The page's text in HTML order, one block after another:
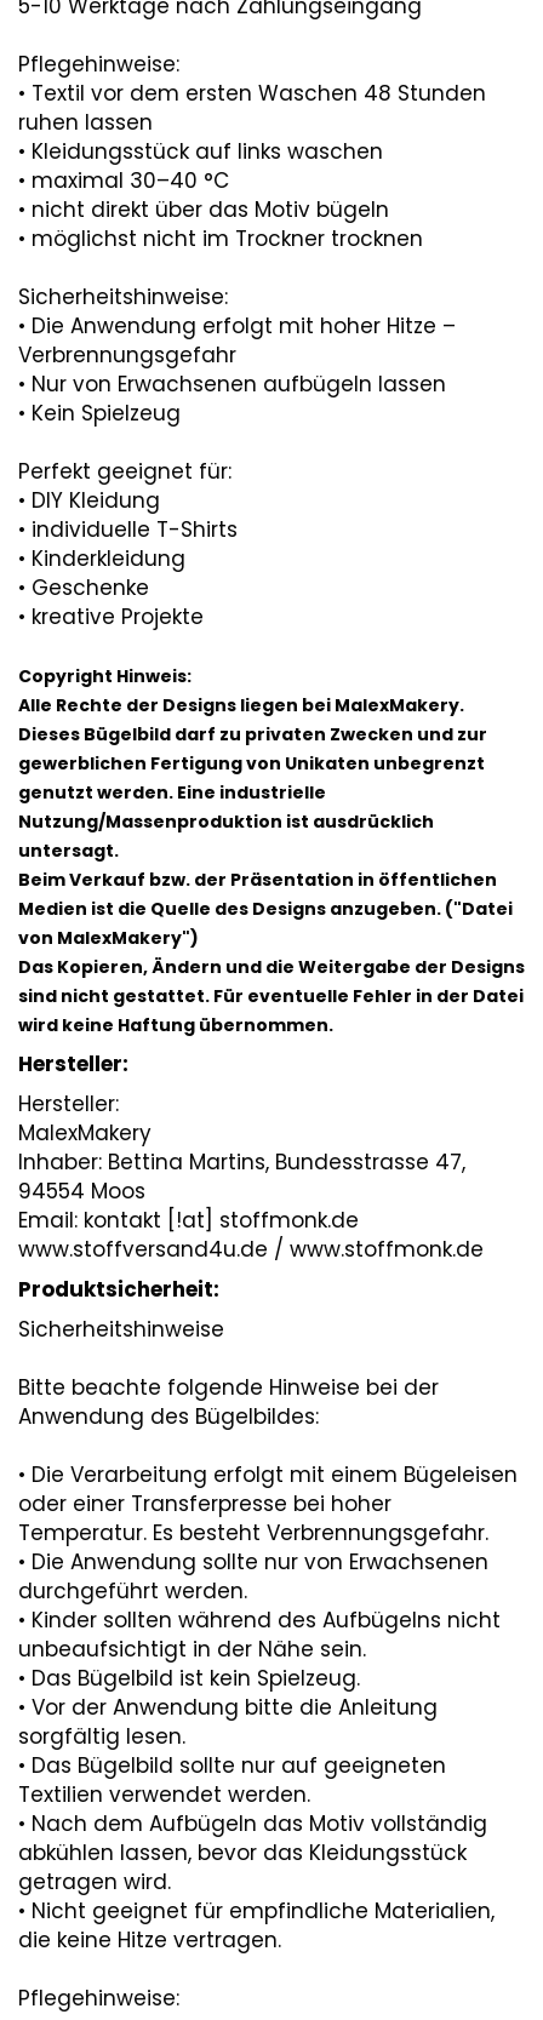
5-10 Werktage nach Zahlungseingang
Pflegehinweise:
• Textil vor dem ersten Waschen 48 Stunden
ruhen lassen
• Kleidungsstück auf links waschen
• maximal 30–40 °C
• nicht direkt über das Motiv bügeln
• möglichst nicht im Trockner trocknen
Sicherheitshinweise:
• Die Anwendung erfolgt mit hoher Hitze –
Verbrennungsgefahr
• Nur von Erwachsenen aufbügeln lassen
• Kein Spielzeug
Perfekt geeignet für:
• DIY Kleidung
• individuelle T-Shirts
• Kinderkleidung
• Geschenke
• kreative Projekte
Copyright Hinweis:
Alle Rechte der Designs liegen bei MalexMakery.
Dieses Bügelbild darf zu privaten Zwecken und zur
gewerblichen Fertigung von Unikaten unbegrenzt
genutzt werden. Eine industrielle
Nutzung/Massenproduktion ist ausdrücklich
untersagt.
Beim Verkauf bzw. der Präsentation in öffentlichen
Medien ist die Quelle des Designs anzugeben. ("Datei
von MalexMakery")
Das Kopieren, Ändern und die Weitergabe der Designs
sind nicht gestattet. Für eventuelle Fehler in der Datei
wird keine Haftung übernommen.
Hersteller:
Hersteller:
MalexMakery
Inhaber: Bettina Martins, Bundesstrasse 47,
94554 Moos
Email: kontakt [!at] stoffmonk.de
www.stoffversand4u.de / www.stoffmonk.de
Produktsicherheit:
Sicherheitshinweise
Bitte beachte folgende Hinweise bei der
Anwendung des Bügelbildes:
• Die Verarbeitung erfolgt mit einem Bügeleisen
oder einer Transferpresse bei hoher
Temperatur. Es besteht Verbrennungsgefahr.
• Die Anwendung sollte nur von Erwachsenen
durchgeführt werden.
• Kinder sollten während des Aufbügelns nicht
unbeaufsichtigt in der Nähe sein.
• Das Bügelbild ist kein Spielzeug.
• Vor der Anwendung bitte die Anleitung
sorgfältig lesen.
• Das Bügelbild sollte nur auf geeigneten
Textilien verwendet werden.
• Nach dem Aufbügeln das Motiv vollständig
abkühlen lassen, bevor das Kleidungsstück
getragen wird.
• Nicht geeignet für empfindliche Materialien,
die keine Hitze vertragen.
Pflegehinweise: